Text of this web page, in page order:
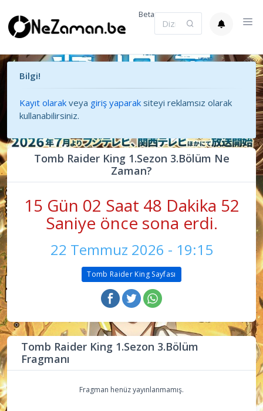
Beta
Bilgi!
Kayıt olarak veya giriş yaparak siteyi reklamsız olarak
kullanabilirsiniz.
Tomb Raider King 1.Sezon 3.Bölüm Ne
Zaman?
15 Gün 02 Saat 48 Dakika 52
Saniye önce sona erdi.
22 Temmuz 2026 - 19:15
Tomb Raider King Sayfası
Tomb Raider King 1.Sezon 3.Bölüm
Fragmanı
Fragman henüz yayınlanmamış.